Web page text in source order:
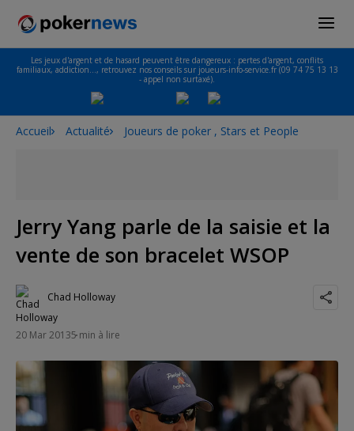
Les jeux d'argent et de hasard peuvent être dangereux : pertes d'argent, conflits
familiaux, addiction…, retrouvez nos conseils sur joueurs-info-service.fr (09 74 75 13 13
- appel non surtaxé).
Accueil Actualité Joueurs de poker , Stars et People
Jerry Yang parle de la saisie et la
vente de son bracelet WSOP
Chad Holloway
20 Mar 20135 min à lire